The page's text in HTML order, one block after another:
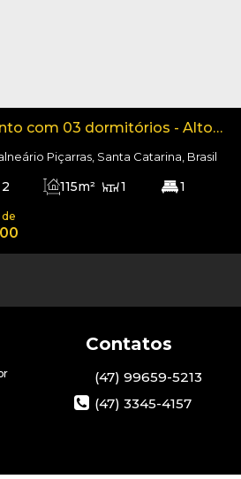
com 03 dormitórios - Alto
Piçarras, Santa Catarina, Brasil
2 115m² 1
1
(47) 99659-5213
(47) 3345-4157